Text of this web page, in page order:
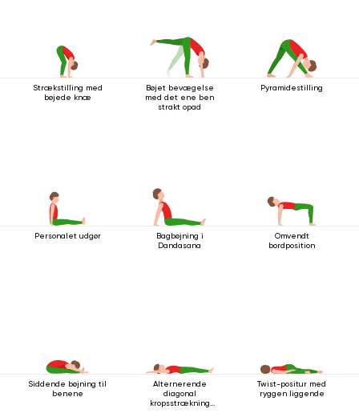
Strækstilling med
bøjede knæ
Bøjet bevægelse
med det ene ben
strakt opad
Pyramidestilling
Personalet udgør
Bagbøjning i
Dandasana
Omvendt
bordposition
Siddende bøjning til
benene
Alternerende
diagonal
kropsstrækning
Twist-positur med
ryggen liggende